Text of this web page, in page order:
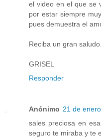
el video en el que se
por estar siempre
pues demuestra el
Reciba un gran saludo.
GRISEL
Responder
Anónimo 21 de
sales preciosa en
seguro te miraba y te